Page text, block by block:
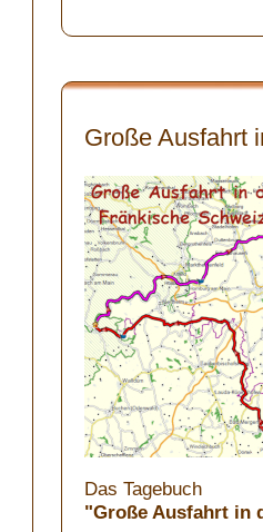
Große Ausfahrt
Das Tagebuch
"Große Ausfahrt in